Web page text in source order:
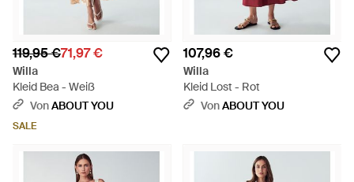
119,95 €71,97 €
Willa
Kleid Bea - Weiß
VonABOUT YOU
SALE
107,96 €
Willa
Kleid Lost - Rot
VonABOUT YOU